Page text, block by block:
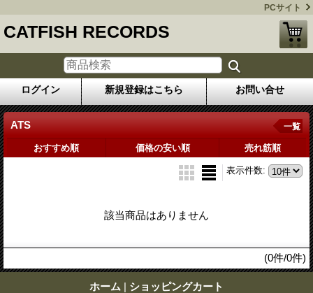
PCサイト
CATFISH RECORDS
ログイン 新規登録はこちら お問い合せ
ATS 一覧
おすすめ順 価格の安い順 売れ筋順
表示件数:
該当商品はありません
(0件/0件)
ホーム | ショッピングカート